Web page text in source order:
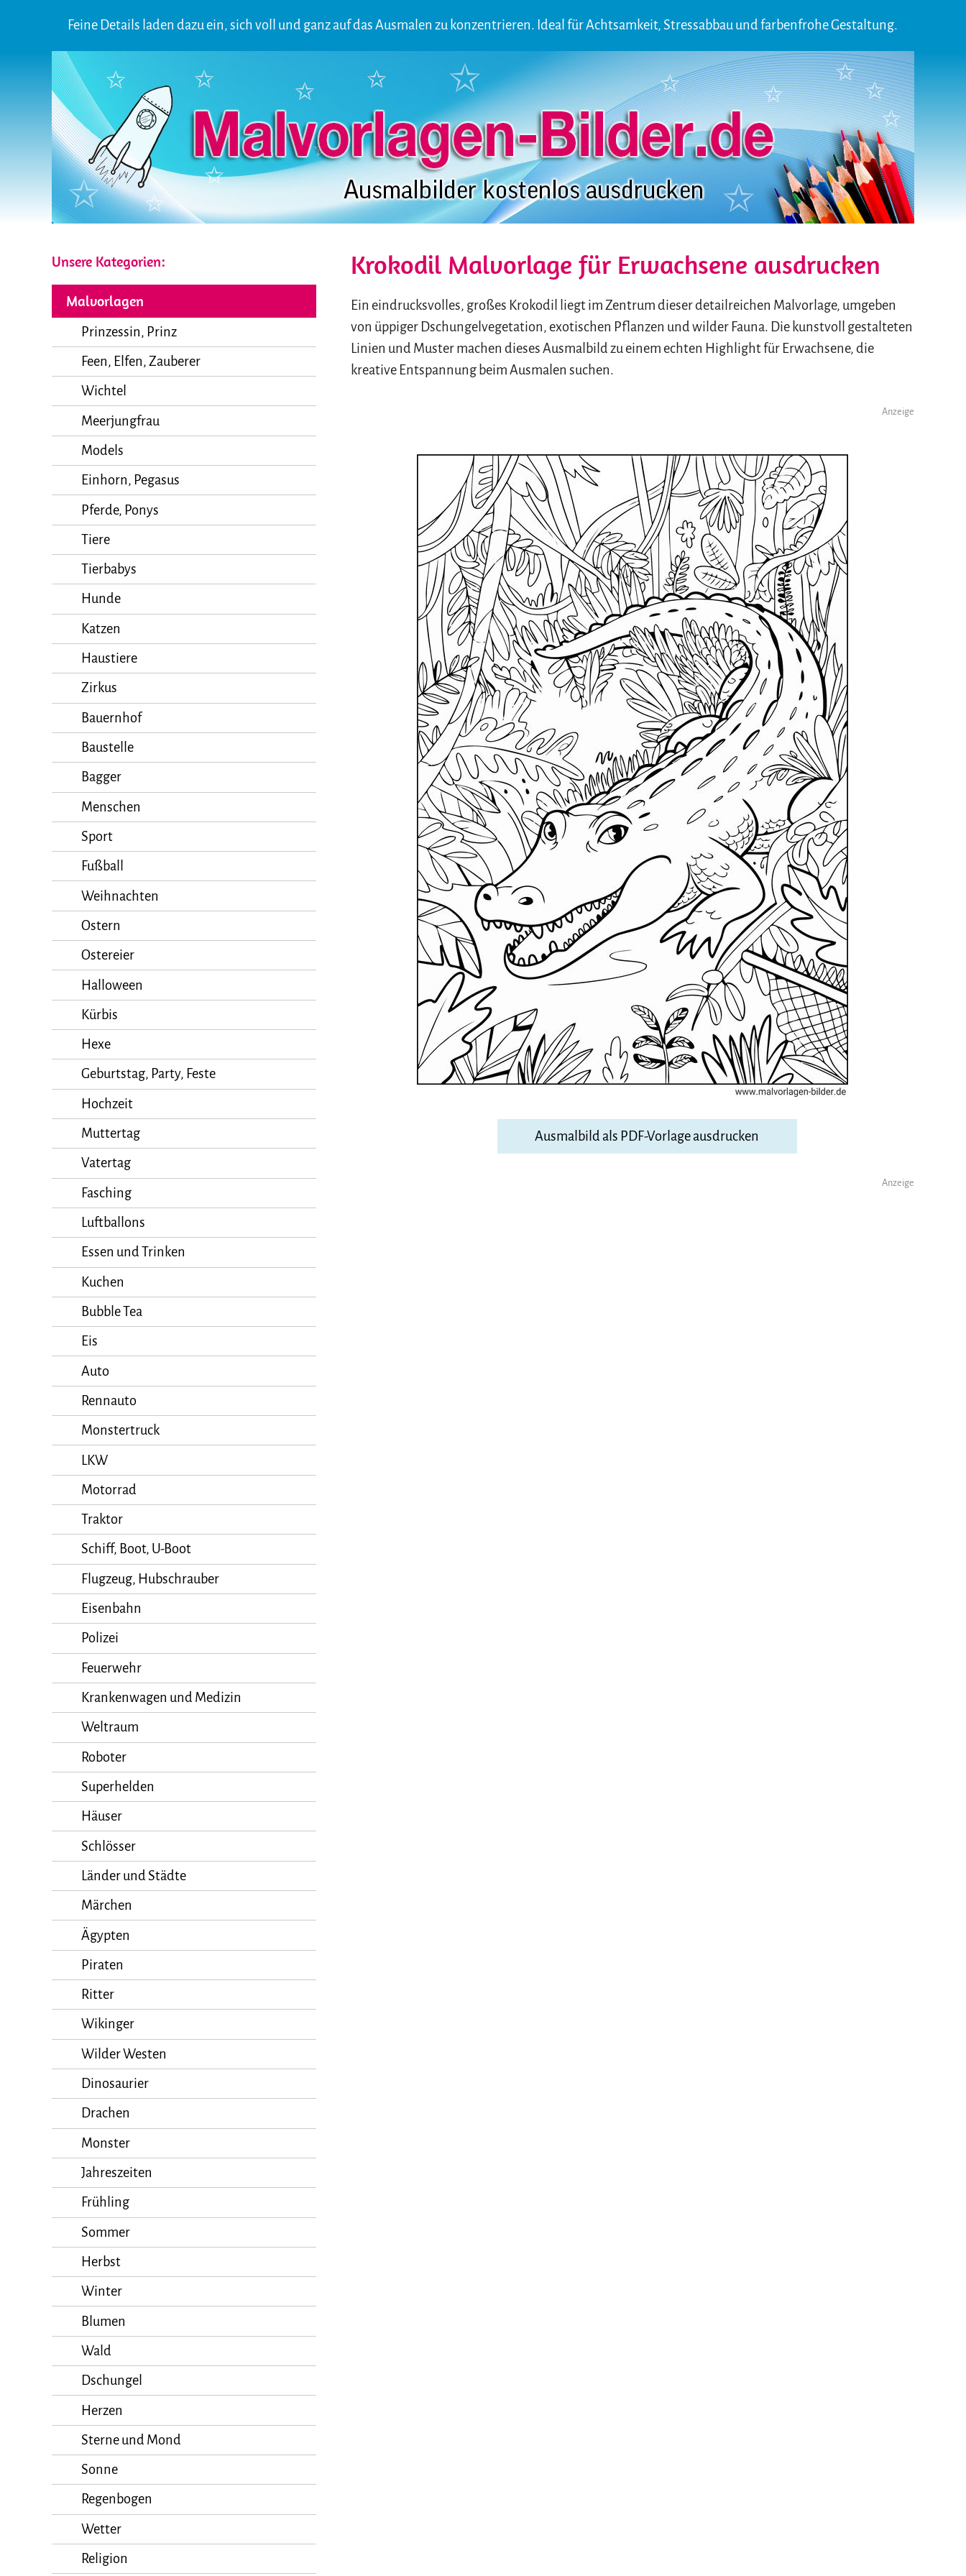
Feine Details laden dazu ein, sich voll und ganz auf das Ausmalen zu konzentrieren. Ideal für Achtsamkeit, Stressabbau und farbenfrohe Gestaltung.
Unsere Kategorien:
Malvorlagen
Prinzessin, Prinz
Feen, Elfen, Zauberer
Wichtel
Meerjungfrau
Models
Einhorn, Pegasus
Pferde, Ponys
Tiere
Tierbabys
Hunde
Katzen
Haustiere
Zirkus
Bauernhof
Baustelle
Bagger
Menschen
Sport
Fußball
Weihnachten
Ostern
Ostereier
Halloween
Kürbis
Hexe
Geburtstag, Party, Feste
Hochzeit
Muttertag
Vatertag
Fasching
Luftballons
Essen und Trinken
Kuchen
Bubble Tea
Eis
Auto
Rennauto
Monstertruck
LKW
Motorrad
Traktor
Schiff, Boot, U-Boot
Flugzeug, Hubschrauber
Eisenbahn
Polizei
Feuerwehr
Krankenwagen und Medizin
Weltraum
Roboter
Superhelden
Häuser
Schlösser
Länder und Städte
Märchen
Ägypten
Piraten
Ritter
Wikinger
Wilder Westen
Dinosaurier
Drachen
Monster
Jahreszeiten
Frühling
Sommer
Herbst
Winter
Blumen
Wald
Dschungel
Herzen
Sterne und Mond
Sonne
Regenbogen
Wetter
Religion
Krokodil Malvorlage für Erwachsene ausdrucken
Ein eindrucksvolles, großes Krokodil liegt im Zentrum dieser detailreichen Malvorlage, umgeben
von üppiger Dschungelvegetation, exotischen Pflanzen und wilder Fauna. Die kunstvoll gestalteten
Linien und Muster machen dieses Ausmalbild zu einem echten Highlight für Erwachsene, die
kreative Entspannung beim Ausmalen suchen.
Anzeige
Ausmalbild als PDF-Vorlage ausdrucken
Anzeige